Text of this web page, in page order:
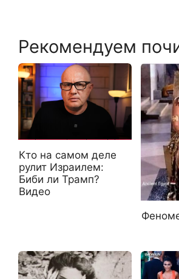
Рекомендуем
Кто на самом деле
рулит Израилем:
Биби ли Трамп?
Видео